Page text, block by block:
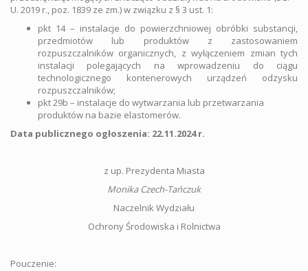
U. 2019 r., poz. 1839 ze zm.) w związku z § 3 ust. 1:
pkt 14 – instalacje do powierzchniowej obróbki substancji,
przedmiotów lub produktów z zastosowaniem
rozpuszczalników organicznych, z wyłączeniem zmian tych
instalacji polegających na wprowadzeniu do ciągu
technologicznego kontenerowych urządzeń odzysku
rozpuszczalników;
pkt 29b – instalacje do wytwarzania lub przetwarzania
produktów na bazie elastomerów.
Data publicznego ogłoszenia: 22.11.2024 r.
z up. Prezydenta Miasta
Monika Czech-Tańczuk
Naczelnik Wydziału
Ochrony Środowiska i Rolnictwa
Pouczenie: